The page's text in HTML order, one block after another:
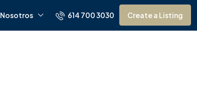
Nosotros 614 700 3030 Create a Listing